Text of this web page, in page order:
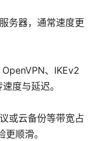
务器，通常速度更
、IKEv2
度与延迟。
或云备份等带宽占
顺滑。